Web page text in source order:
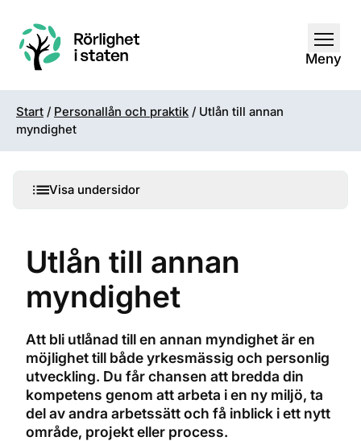
Meny
Start / Personallån och praktik / Utlån till annan
myndighet
Visa undersidor
Utlån till annan
myndighet
Att bli utlånad till en annan myndighet är en
möjlighet till både yrkesmässig och personlig
utveckling. Du får chansen att bredda din
kompetens genom att arbeta i en ny miljö, ta
del av andra arbetssätt och få inblick i ett nytt
område, projekt eller process.